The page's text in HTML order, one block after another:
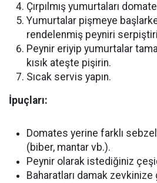
Çırpılmış yumurtaları
Yumurtalar pişmeye
rendelenmiş peyniri
Peynir eriyip yumurtalar
kısık ateşte pişirin.
Sıcak servis yapın.
İpuçları:
Domates yerine farklı
(biber, mantar vb.).
Peynir olarak istediğiniz
Baharatları damak zevkinize